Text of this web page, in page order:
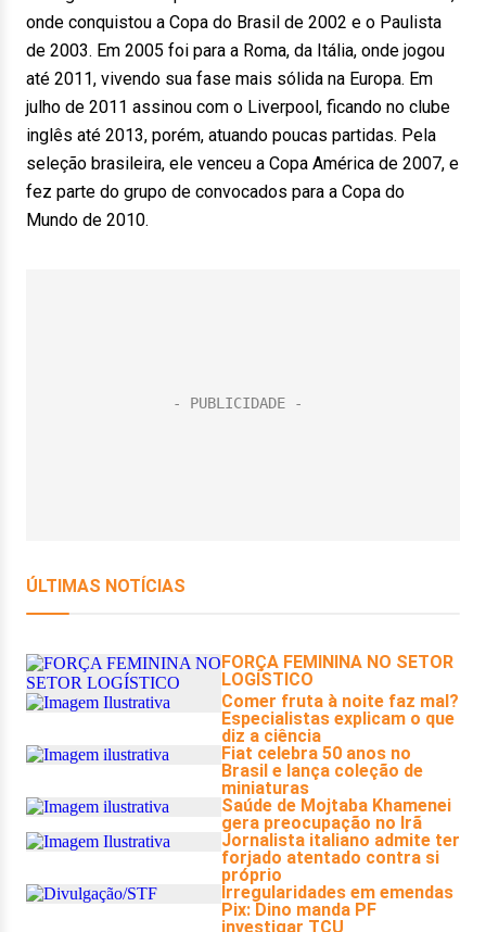
onde conquistou a Copa do Brasil de 2002 e o Paulista
de 2003. Em 2005 foi para a Roma, da Itália, onde jogou
até 2011, vivendo sua fase mais sólida na Europa. Em
julho de 2011 assinou com o Liverpool, ficando no clube
inglês até 2013, porém, atuando poucas partidas. Pela
seleção brasileira, ele venceu a Copa América de 2007, e
fez parte do grupo de convocados para a Copa do
Mundo de 2010.